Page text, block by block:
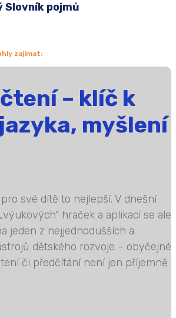
pojmů
zajímat:
– klíč k
myšlení
své dítě to nejlepší. V dnešní
hraček a aplikací se ale
jeden z nejjednodušších a
dětského rozvoje – obyčejné
či předčítání není jen příjemně